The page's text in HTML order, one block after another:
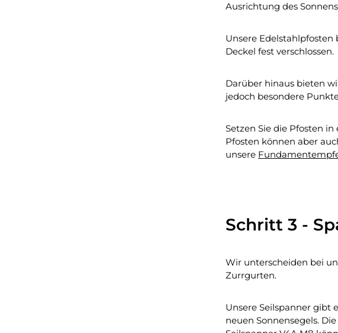
Ausrichtung des
Unsere
Deckel fest verschlossen.
Darüber hinaus bieten
jedoch besondere
Setzen Sie die Pfosten
Pfosten können aber
unsere
Schritt 3 -
Wir unterscheiden bei
Zurrgurten.
Unsere Seilspanner gibt
neuen Sonnensegels.